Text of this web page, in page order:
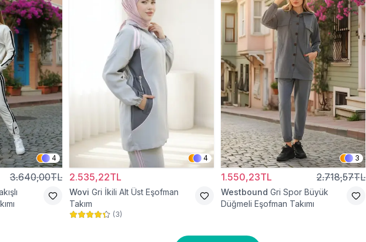
4
3.640,00TL
4
2.535,22TL
Wovi Gri İkili Alt Üst Eşofman
Takım
(3)
3
1.550,23TL 2.718,57TL
Westbound Gri Spor Büyük
Düğmeli Eşofman Takımı